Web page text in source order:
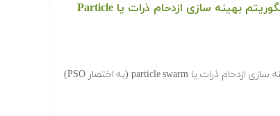
دانلود رایگان کدها و برنامه های آماده الگوریتم بهینه سازی ازدحام ذرات یا Particle
‫در ادامه کدها و برنامه های آماده الگوریتم بهینه سازی ازدحام ذرات یا particle swarm (به اختصار PSO)